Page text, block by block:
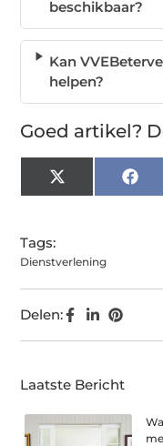
beschikbaar?
Kan
helpen?
Goed artikel?
X
(Twitter)
Tags:
Dienstverlening
Delen:
Laatste Bericht